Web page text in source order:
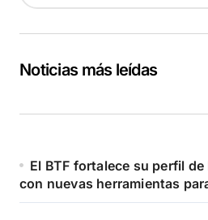
Noticias más leídas
El BTF fortalece su perfil
con nuevas herramientas